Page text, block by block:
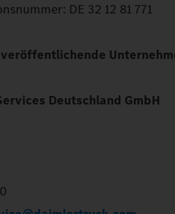
DE 32 12 81 771
Deutschland GmbH